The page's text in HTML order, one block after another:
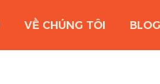
VỀ CHÚNG TÔI BLOG